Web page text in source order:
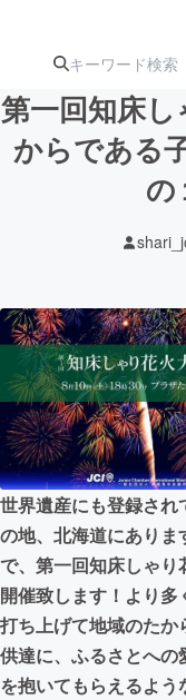
注目のリ 注
テクノロ
映像・映
ビジネス
まちづく
CAMPFIRE for
CAMPFIRE
第一回知床
からである
の
世界遺産にも登録され
の地、北海道にありま
で、第一回知床しゃり
開催致します！より多
打ち上げて地域のたか
供達に、ふるさとへの
を抱いてもらえるよう